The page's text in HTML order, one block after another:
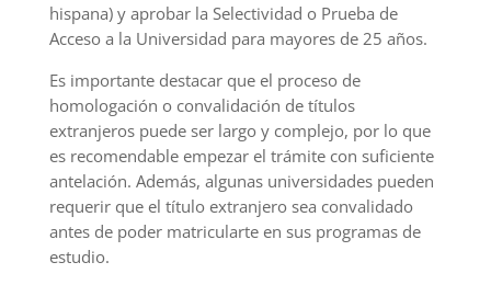
hispana) y aprobar la Selectividad o Prueba de
Acceso a la Universidad para mayores de 25 años.
Es importante destacar que el proceso de
homologación o convalidación de títulos
extranjeros puede ser largo y complejo, por lo que
es recomendable empezar el trámite con suficiente
antelación. Además, algunas universidades pueden
requerir que el título extranjero sea convalidado
antes de poder matricularte en sus programas de
estudio.